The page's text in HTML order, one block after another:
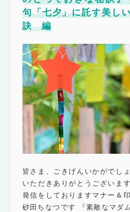
句「七夕」に託す美し
訣 編
皆さま、ごきげんいかがでし
いただきありがとうございま
発信をしておりますマナー＆
砂田ちなつです 『素敵なマダ